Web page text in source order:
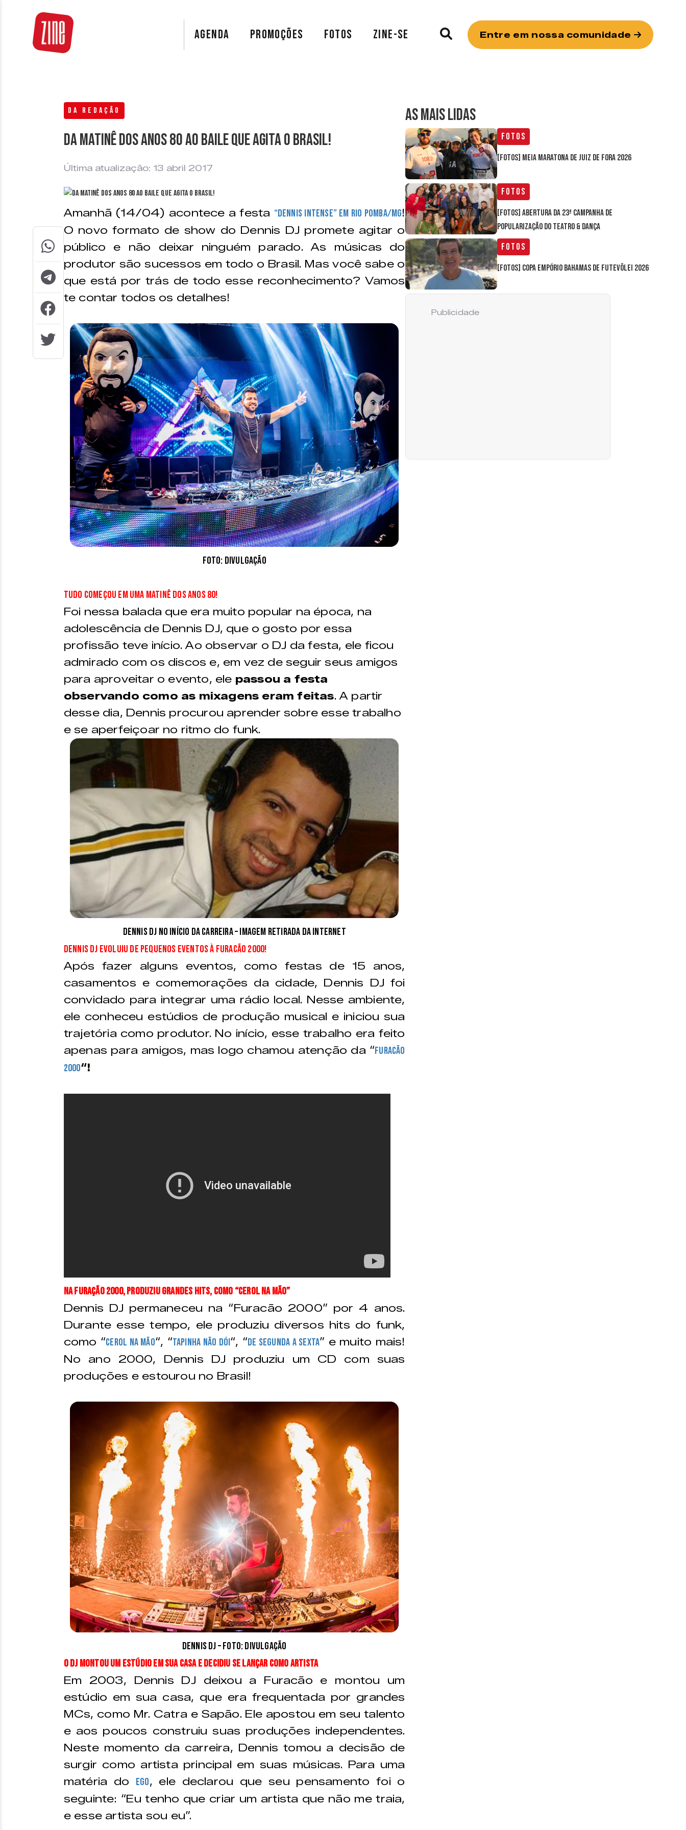
AGENDA PROMOÇÕES FOTOS ZINE-SE Entre em nossa comunidade
DA REDAÇÃO
Da matinê dos anos 80 ao baile que agita o Brasil!
Última atualização: 13 abril 2017
Amanhã (14/04) acontece a festa “Dennis Intense” em Rio Pomba/MG!
O novo formato de show do Dennis DJ promete agitar o
público e não deixar ninguém parado. As músicas do
produtor são sucessos em todo o Brasil. Mas você sabe o
que está por trás de todo esse reconhecimento? Vamos
te contar todos os detalhes!
Foto: divulgação
Tudo começou em uma matinê dos anos 80!
Foi nessa balada que era muito popular na época, na
adolescência de Dennis DJ, que o gosto por essa
profissão teve início. Ao observar o DJ da festa, ele ficou
admirado com os discos e, em vez de seguir seus amigos
para aproveitar o evento, ele passou a festa
observando como as mixagens eram feitas. A partir
desse dia, Dennis procurou aprender sobre esse trabalho
e se aperfeiçoar no ritmo do funk.
Dennis DJ no início da carreira – imagem retirada da internet
Dennis DJ evoluiu de pequenos eventos à Furacão 2000!
Após fazer alguns eventos, como festas de 15 anos,
casamentos e comemorações da cidade, Dennis DJ foi
convidado para integrar uma rádio local. Nesse ambiente,
ele conheceu estúdios de produção musical e iniciou sua
trajetória como produtor. No início, esse trabalho era feito
apenas para amigos, mas logo chamou atenção da “Furacão
2000“!
Na Furação 2000, produziu grandes hits, como “Cerol na mão”
Dennis DJ permaneceu na “Furacão 2000” por 4 anos.
Durante esse tempo, ele produziu diversos hits do funk,
como “Cerol na mão“, “Tapinha não dói“, “De segunda a sexta” e muito mais!
No ano 2000, Dennis DJ produziu um CD com suas
produções e estourou no Brasil!
Dennis DJ – foto: divulgação
O DJ montou um estúdio em sua casa e decidiu se lançar como artista
Em 2003, Dennis DJ deixou a Furacão e montou um
estúdio em sua casa, que era frequentada por grandes
MCs, como Mr. Catra e Sapão. Ele apostou em seu talento
e aos poucos construiu suas produções independentes.
Neste momento da carreira, Dennis tomou a decisão de
surgir como artista principal em suas músicas. Para uma
matéria do EGO, ele declarou que seu pensamento foi o
seguinte: “Eu tenho que criar um artista que não me traia,
e esse artista sou eu”.
AS MAIS LIDAS
Fotos
[FOTOS] Meia Maratona de Juiz de Fora 2026
Fotos
[FOTOS] Abertura da 23ª Campanha de
Popularização do Teatro & Dança
Fotos
[FOTOS] Copa Empório Bahamas de Futevôlei 2026
Publicidade